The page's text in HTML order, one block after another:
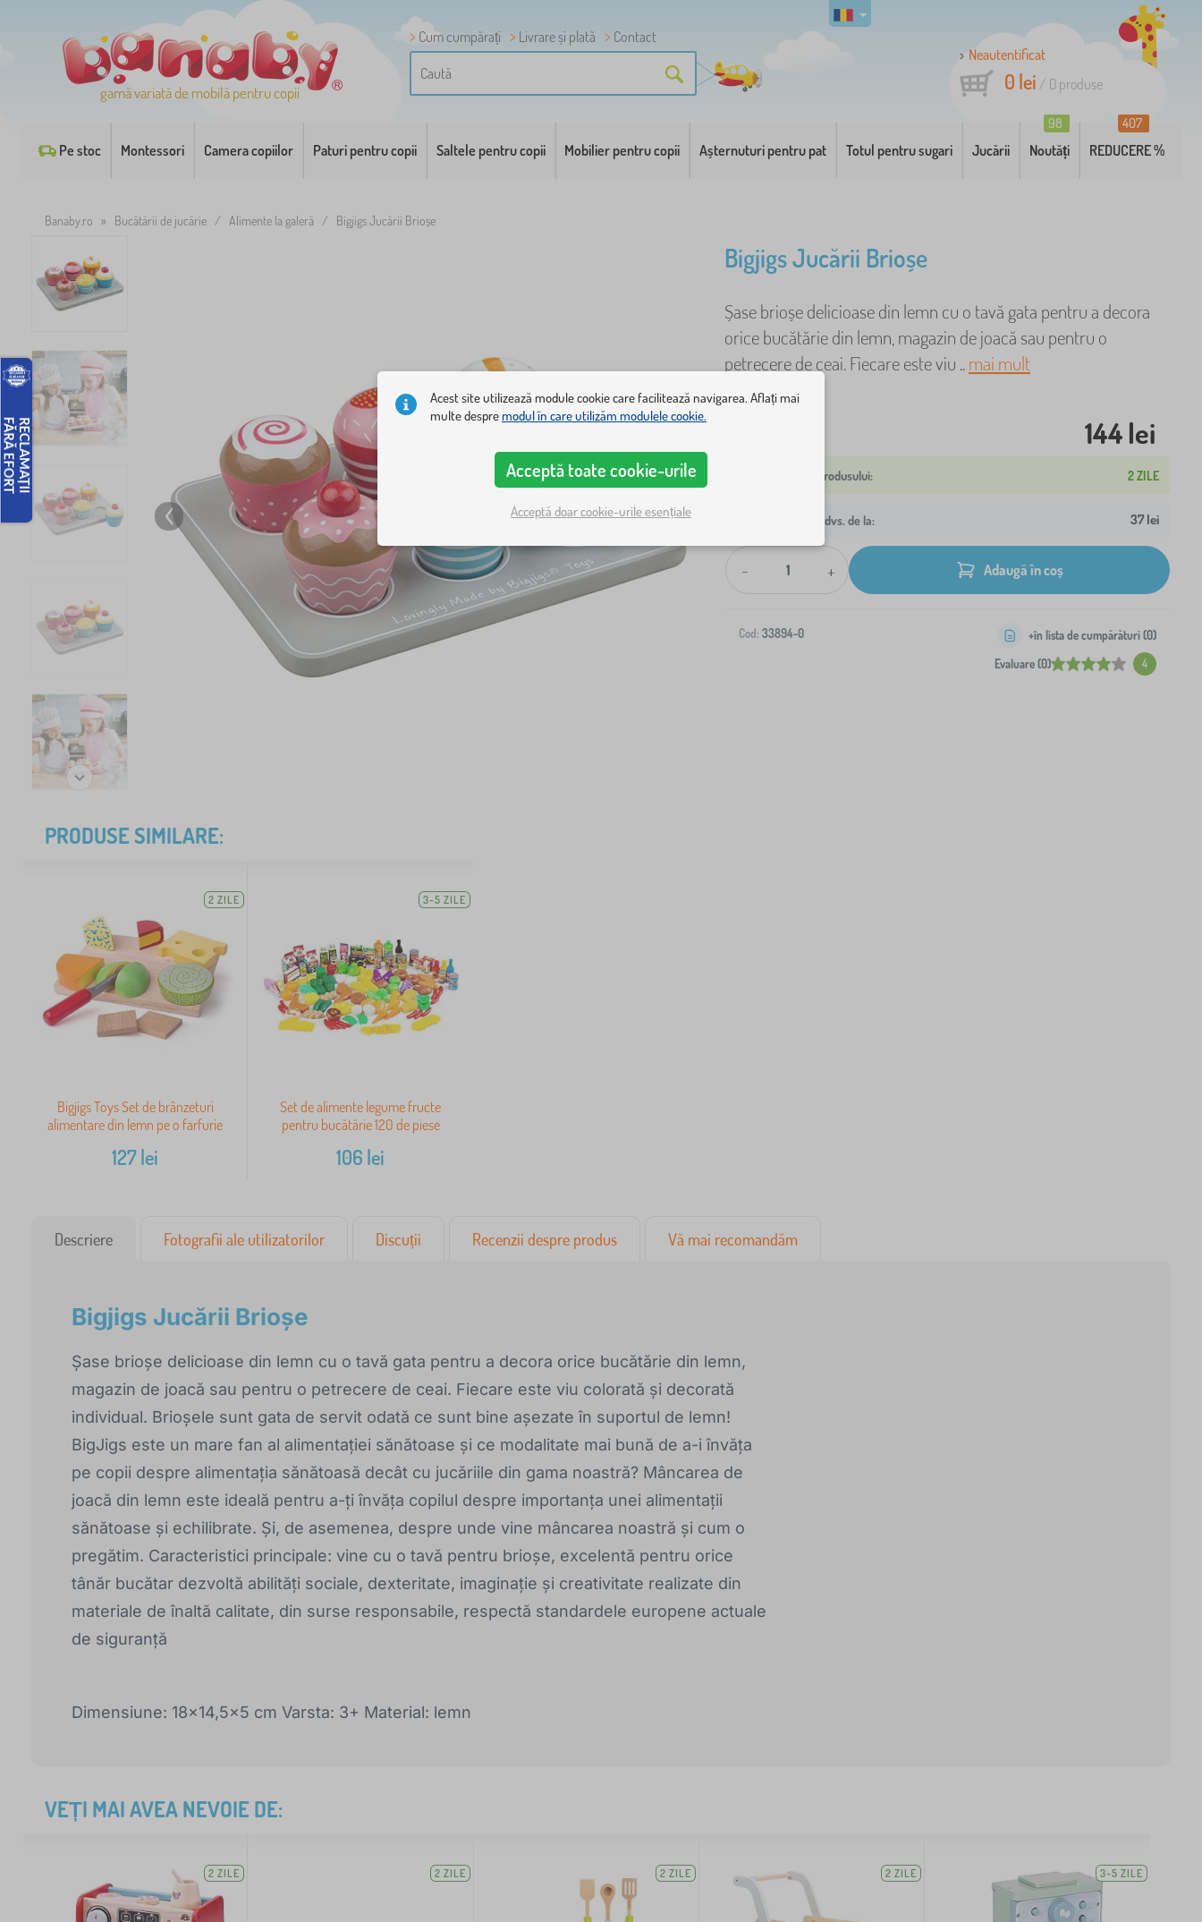
gamă variată de mobilă pentru copii
Cum cumpărați Livrare și plată
Contact
Neautentificat
0 lei / 0 produse
Pe stoc Montessori Camera copiilor Paturi pentru copii Saltele pentru copii Mobilier pentru copii Așternuturi pentru pat Totul pentru sugari Jucării Noutăți
98
REDUCERE %
407
Banaby.ro » Bucătării de jucărie / Alimente la galeră / Bigjigs Jucării Brioșe
Bigjigs Jucării Brioșe
Șase brioșe delicioase din lemn cu o tavă gata pentru a decora
orice bucătărie din lemn, magazin de joacă sau pentru o
petrecere de ceai. Fiecare este viu ..mai mult
144 lei
2 ZILE
Livrare la adresa dvs. de la: 37 lei
- + Adaugă în coș
Cod: 33894-0
Evaluare (0) 4
+în lista de cumpărături (0)
PRODUSE SIMILARE:
2 ZILE
Bigjigs Toys Set de brânzeturi
alimentare din lemn pe o farfurie
127lei
3-5 ZILE
Set de alimente legume fructe
pentru bucătărie 120 de piese
106 lei
Descriere Fotografii ale utilizatorilor Discuții Recenzii despre produs Vă mai recomandăm
Bigjigs Jucării Brioșe
Șase brioșe delicioase din lemn cu o tavă gata pentru a decora orice bucătărie din lemn,
magazin de joacă sau pentru o petrecere de ceai. Fiecare este viu colorată și decorată
individual. Brioșele sunt gata de servit odată ce sunt bine așezate în suportul de lemn!
BigJigs este un mare fan al alimentației sănătoase și ce modalitate mai bună de a-i învăța
pe copii despre alimentația sănătoasă decât cu jucăriile din gama noastră? Mâncarea de
joacă din lemn este ideală pentru a-ți învăța copilul despre importanța unei alimentații
sănătoase și echilibrate. Și, de asemenea, despre unde vine mâncarea noastră și cum o
pregătim. Caracteristici principale: vine cu o tavă pentru brioșe, excelentă pentru orice
tânăr bucătar dezvoltă abilități sociale, dexteritate, imaginație și creativitate realizate din
materiale de înaltă calitate, din surse responsabile, respectă standardele europene actuale
de siguranță
Dimensiune: 18x14,5x5 cm Varsta: 3+ Material: lemn
VEȚI MAI AVEA NEVOIE DE:
2 ZILE 2 ZILE 2 ZILE 2 ZILE 3-5 ZILE
Acest site utilizează module cookie care facilitează navigarea. Aflați mai
multe despremodul în care utilizăm modulele cookie.
Acceptă toate cookie-urile
Acceptă doar cookie-urile esențiale